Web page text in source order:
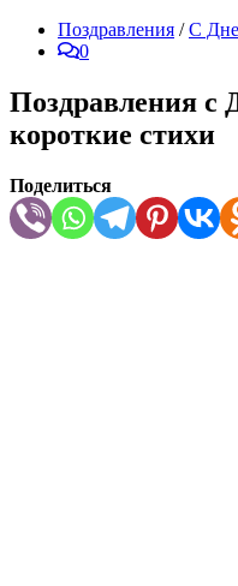
Поздравления / С
0
Поздравления с
короткие стихи
Поделиться